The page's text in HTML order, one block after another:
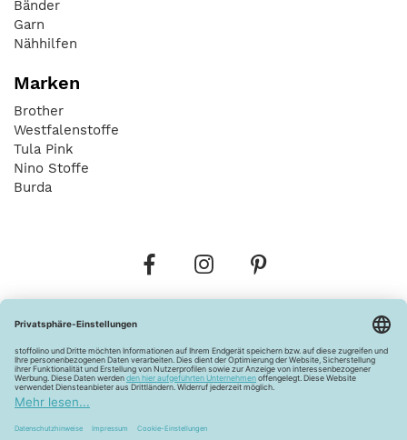
Bänder
Garn
Nähhilfen
Marken
Brother
Westfalenstoffe
Tula Pink
Nino Stoffe
Burda
Widerrufsbelehrung Vertrag widerrufen
Barrierefreiheitserklärung